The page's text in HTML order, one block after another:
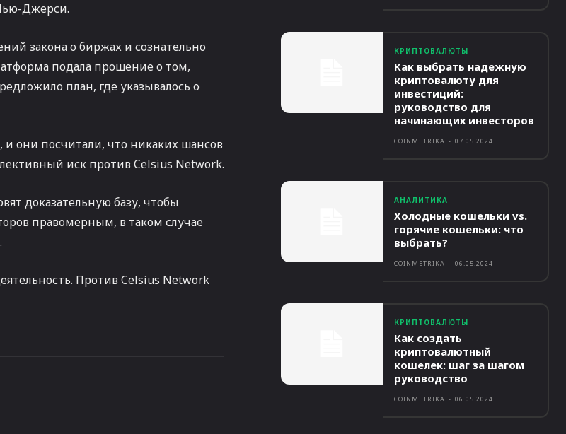
Джерси.
закона о биржах и сознательно
подала прошение о том,
план, где указывалось о
они посчитали, что никаких шансов
иск против Celsius Network.
доказательную базу, чтобы
правомерным, в таком случае
Против Celsius Network
КРИПТОВАЛЮТЫ
Как выбрать надежную
криптовалюту для
инвестиций:
руководство для
начинающих инвесторов
COINMETRIKA - 07.05.2024
АНАЛИТИКА
Холодные кошельки vs.
горячие кошельки: что
выбрать?
COINMETRIKA - 06.05.2024
КРИПТОВАЛЮТЫ
Как создать
криптовалютный
кошелек: шаг за шагом
руководство
COINMETRIKA - 06.05.2024